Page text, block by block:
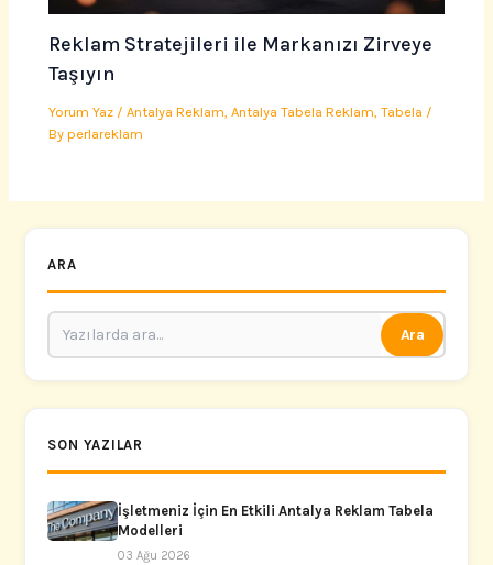
Reklam Stratejileri ile Markanızı Zirveye
Taşıyın
Yorum Yaz /Antalya Reklam,Antalya Tabela Reklam,Tabela /
Byperlareklam
ARA
Ara
SON YAZILAR
İşletmeniz İçin En Etkili Antalya Reklam Tabela
Modelleri
03 Ağu 2026